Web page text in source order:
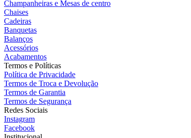
Champanheiras e Mesas de centro
Chaises
Cadeiras
Banquetas
Balanços
Acessórios
Acabamentos
Termos e Políticas
Política de Privacidade
Termos de Troca e Devolução
Termos de Garantia
Termos de Segurança
Redes Sociais
Instagram
Facebook